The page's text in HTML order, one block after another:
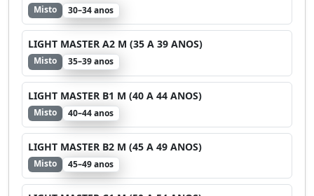
Misto 30–34 anos
LIGHT MASTER A2 M (35 A 39 ANOS)
Misto 35–39 anos
LIGHT MASTER B1 M (40 A 44 ANOS)
Misto 40–44 anos
LIGHT MASTER B2 M (45 A 49 ANOS)
Misto 45–49 anos